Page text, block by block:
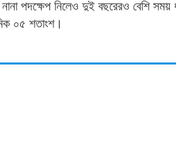
পদক্ষেপ নিলেও দুই বছরেরও বেশি সময়
০৫ শতাংশ।